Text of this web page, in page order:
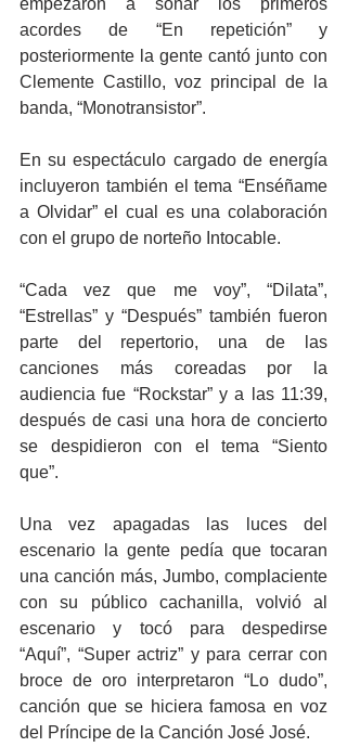
acordes de “En repetición” y
posteriormente la gente cantó junto con
Clemente Castillo, voz principal de la
banda, “Monotransistor”.
En su espectáculo cargado de energía
incluyeron también el tema “Enséñame
a Olvidar” el cual es una colaboración
con el grupo de norteño Intocable.
“Cada vez que me voy”, “Dilata”,
“Estrellas” y “Después” también fueron
parte del repertorio, una de las
canciones más coreadas por la
audiencia fue “Rockstar” y a las 11:39,
después de casi una hora de concierto
se despidieron con el tema “Siento
que”.
Una vez apagadas las luces del
escenario la gente pedía que tocaran
una canción más, Jumbo, complaciente
con su público cachanilla, volvió al
escenario y tocó para despedirse
“Aquí”, “Super actriz” y para cerrar con
broce de oro interpretaron “Lo dudo”,
canción que se hiciera famosa en voz
del Príncipe de la Canción José José.